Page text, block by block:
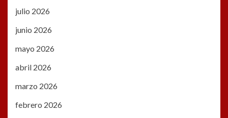
julio 2026
junio 2026
mayo 2026
abril 2026
marzo 2026
febrero 2026